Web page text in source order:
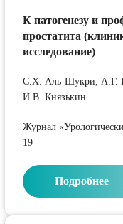
К патогенезу и
простатита
исследование)
С.Х. Аль-Шукри, А.Г.
И.В. Князькин
Журнал
19
Подробнее